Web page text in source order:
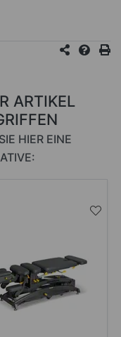
ARTIKEL
HIER EINE